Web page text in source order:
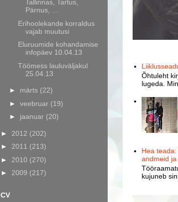
Õhtuleht
lugeda.
Hea
andmeid
kujuneb
Tallinnas, Tartus,
Pärnus, ...
Erihoolekande korraldus
vajab muutusi
Eluruumide kohandamise
infopäev 10.04.13
Töömess lauluväljakul
25.04.13
► märts (22)
► veebruar (19)
► jaanuar (20)
► 2012 (202)
► 2011 (213)
► 2010 (270)
► 2009 (217)
CV